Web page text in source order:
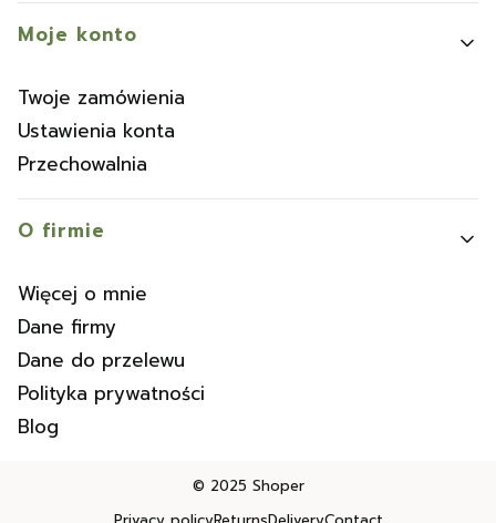
Moje konto
Twoje zamówienia
Ustawienia konta
Przechowalnia
O firmie
Więcej o mnie
Dane firmy
Dane do przelewu
Polityka prywatności
Blog
© 2025 Shoper